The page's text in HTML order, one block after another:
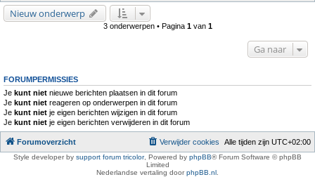
Nieuw onderwerp
3 onderwerpen • Pagina 1van 1
Ga naar
FORUMPERMISSIES
Je kunt niet nieuwe berichten plaatsen in dit forum
Je kunt niet reageren op onderwerpen in dit forum
Je kunt niet je eigen berichten wijzigen in dit forum
Je kunt niet je eigen berichten verwijderen in dit forum
Forumoverzicht Alle tijden zijn UTC+02:00
Verwijder cookies
Style developer by support forum tricolor, Powered by phpBB® Forum Software © phpBB
Limited
Nederlandse vertaling doorphpBB.nl